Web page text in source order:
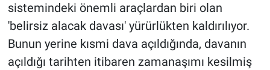
sistemindeki önemli araçlardan biri olan
'belirsiz alacak davası' yürürlükten kaldırılıyor.
Bunun yerine kısmi dava açıldığında, davanın
açıldığı tarihten itibaren zamanaşımı kesilmiş